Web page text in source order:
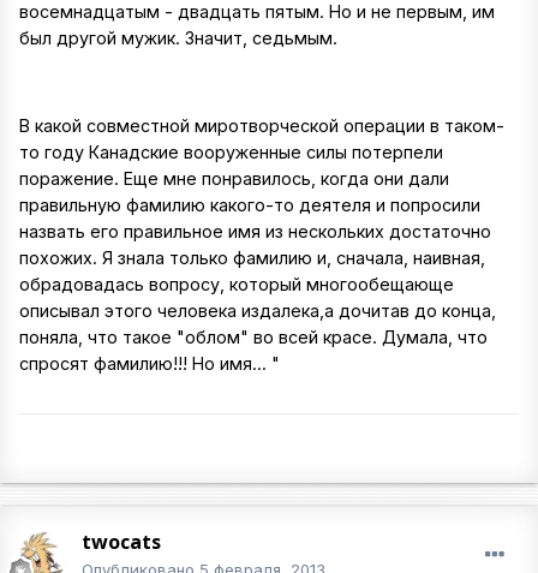
восемнадцатым - двадцать пятым. Но и не первым, им
был другой мужик. Значит, седьмым.
В какой совместной миротворческой операции в таком-
то году Канадские вооруженные силы потерпели
поражение. Еще мне понравилось, когда они дали
правильную фамилию какого-то деятеля и попросили
назвать его правильное имя из нескольких достаточно
похожих. Я знала только фамилию и, сначала, наивная,
обрадовадась вопросу, который многообещающе
описывал этого человека издалека,а дочитав до конца,
поняла, что такое "облом" во всей красе. Думала, что
спросят фамилию!!! Но имя... "
twocats